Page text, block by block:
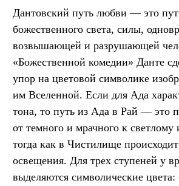
Дантовский путь любви — это
божественного света, силы,
возвышающей и разрушающей
«Божественной комедии» Данте
упор на цветовой символике
им Вселенной. Если для Ада
тона, то путь из Ада в Рай — это
от темного и мрачного к
тогда как в Чистилище
освещения. Для трех ступеней у
выделяются символические